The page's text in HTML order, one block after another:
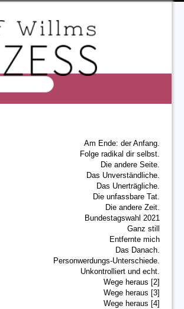
Am Ende: der Anfang.
Folge radikal dir selbst.
Die andere Seite.
Das Unverständliche.
Das Unerträgliche.
Die unfassbare Tat.
Die andere Zeit.
Bundestagswahl 2021
Ganz still
Entfernte mich
Das Danach.
Personwerdungs-Unterschiede.
Unkontrolliert und echt.
Wege heraus [2]
Wege heraus [3]
Wege heraus [4]